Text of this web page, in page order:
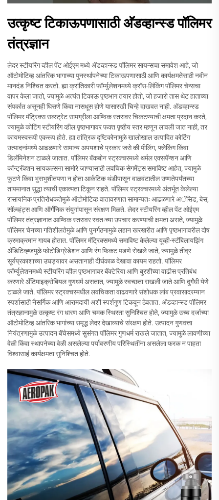
उत्कृष्ट टिकाऊपणासाठी अ‍ॅडव्हान्स्ड पॉलिमर
तंत्रज्ञान
लेदर स्टीयरिंग व्हील पेंट ओईएम मध्ये अ‍ॅडव्हान्स्ड पॉलिमर सायन्सचा समावेश आहे, जो
ऑटोमोटिव्ह आंतरिक भागाच्या पुनर्स्थापनेच्या टिकाऊपणासाठी आणि कार्यक्षमतेसाठी नवीन
मानदंड निश्चित करतो. ह्या क्रांतिकारी फॉर्म्युलेशनमध्ये क्रॉस-लिंकिंग पॉलिमर चेन्सचा
वापर केला जातो, ज्यामुळे अत्यंत टिकाऊ पृष्ठभाग तयार होतो, जो हजारो तास थेट हाताच्या
संपर्कात असूनही घिसणे किंवा नासधूस होणे यासारखी चिन्हे दाखवत नाही. अ‍ॅडव्हान्स्ड
पॉलिमर मॅट्रिक्स सब्स्ट्रेट सामग्रीला आण्विक स्तरावर चिकटण्याची क्षमता प्रदान करते,
ज्यामुळे कोटिंग स्टीयरिंग व्हील पृष्ठभागावर फक्त पृष्ठीय स्तर म्हणून लावली जात नाही, तर
कायमस्वरूपी एकरूप होते. ह्या तांत्रिक दृष्टिकोनामुळे खालोखाल उत्पादित कोटिंग
उत्पादनांमध्ये आढळणारे सामान्य अपयशाचे प्रकार जसे की पीलिंग, फ्लेकिंग किंवा
डिलॅमिनेशन टाळले जातात. पॉलिमर बॅकबोन स्ट्रक्चरमध्ये थर्मल एक्सपॅन्शन आणि
कॉन्ट्रॅक्शन सायकल्सना सामोरे जाण्यासाठी लवचिक सेगमेंट्स समाविष्ट आहेत, ज्यामुळे
फुटणे किंवा भुसभुशीतपणा न होता आर्कटिक थंडीपासून वाळवंटातील उष्णतेपर्यंतच्या
तापमानात सुद्धा त्याची एकात्मता टिकून राहते. पॉलिमर स्ट्रक्चरमध्ये अंतर्भूत केलेल्या
रासायनिक प्रतिरोधकतेमुळे ऑटोमोटिव्ह वातावरणात सामान्यतः आढळणारे अॅसिड, बेस,
सॉल्व्हंट्स आणि ऑर्गॅनिक संयुगांपासून संरक्षण मिळते. लेदर स्टीयरिंग व्हील पेंट ओईएम
पॉलिमर तंत्रज्ञानात आण्विक स्तरावर स्वतःच्या उपचार करण्याची क्षमता असते, ज्यामुळे
पॉलिमर चेनच्या गतिशीलतेमुळे आणि पुनर्गठनामुळे लहान खरखरीत आणि पृष्ठभागावरील दोष
क्रमाक्रमान गायब होतात. पॉलिमर मॅट्रिक्समध्ये समाविष्ट केलेल्या यूव्ही-स्टॅबिलायझिंग
अ‍ॅडिटिव्ह्जमुळे फोटोडिग्रेडेशन आणि रंग फिकट पडणे रोखले जाते, ज्यामुळे तीव्र
सूर्यप्रकाशाच्या उघड्यावर असतानाही दीर्घकाळ देखावा कायम राहतो. पॉलिमर
फॉर्म्युलेशनमध्ये स्टीयरिंग व्हील पृष्ठभागावर बॅक्टेरिया आणि बुरशीच्या वाढीस प्रतिबंध
करणारे अ‍ॅंटिमाइक्रोबियल गुणधर्म असतात, ज्यामुळे स्वच्छता राखली जाते आणि दुर्गंधी येणे
टाळले जाते. पॉलिमर स्ट्रक्चरमधील लवचिकता वाढवणारे संशोधक लांब प्रवासादरम्यान
स्पर्शासाठी नैसर्गिक आणि आरामदायी अशी स्पर्शगुण टिकवून ठेवतात. अ‍ॅडव्हान्स्ड पॉलिमर
तंत्रज्ञानामुळे उत्कृष्ट रंग धारण आणि चमक स्थिरता सुनिश्चित होते, ज्यामुळे उच्च दर्जाच्या
ऑटोमोटिव्ह आंतरिक भागांच्या समृद्ध लेदर देखाव्याचे संरक्षण होते. उत्पादन गुणवत्ता
नियंत्रणामुळे उत्पादन बॅचेसमध्ये सुसंगत पॉलिमर गुणधर्म राखले जातात, ज्यामुळे लावणीच्या
वेळी किंवा स्थापनेच्या वेळी असलेल्या पर्यावरणीय परिस्थितींना असलेला फरक न पाहता
विश्वासार्ह कार्यक्षमता सुनिश्चित होते.